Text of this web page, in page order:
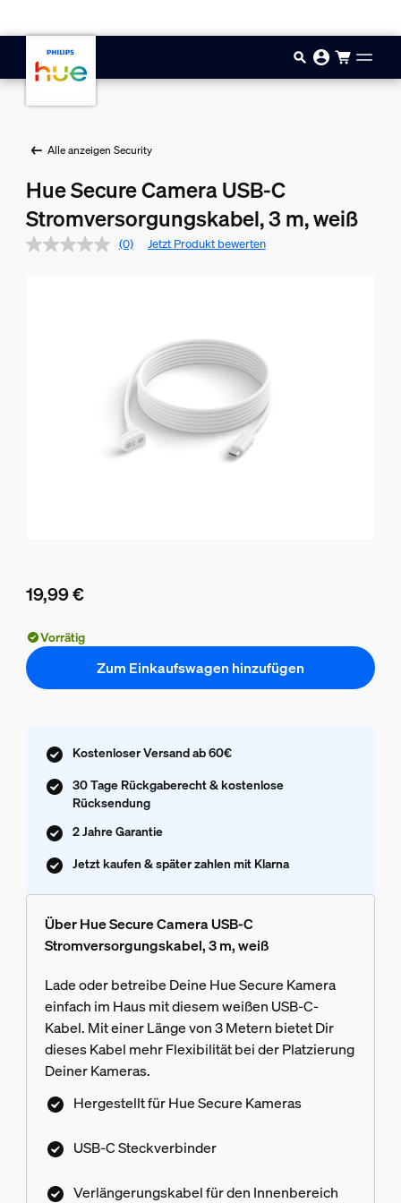
Alle anzeigen Security
Hue Secure Camera USB-C
Stromversorgungskabel, 3 m, weiß
(0) Jetzt Produkt bewerten
19,99 €
Vorrätig
Zum Einkaufswagen hinzufügen
Kostenloser Versand ab 60€
30 Tage Rückgaberecht & kostenlose
Rücksendung
2 Jahre Garantie
Jetzt kaufen & später zahlen mit Klarna
Über Hue Secure Camera USB-C
Stromversorgungskabel, 3 m, weiß
Lade oder betreibe Deine Hue Secure Kamera
einfach im Haus mit diesem weißen USB-C-
Kabel. Mit einer Länge von 3 Metern bietet Dir
dieses Kabel mehr Flexibilität bei der Platzierung
Deiner Kameras.
Hergestellt für Hue Secure Kameras
USB-C Steckverbinder
Verlängerungskabel für den Innenbereich